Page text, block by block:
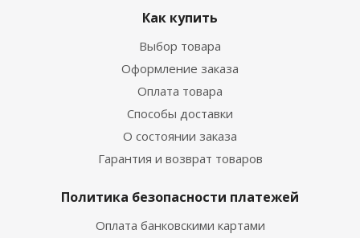
Как купить
Выбор товара
Оформление заказа
Оплата товара
Способы доставки
О состоянии заказа
Гарантия и возврат товаров
Политика безопасности платежей
Оплата банковскими картами